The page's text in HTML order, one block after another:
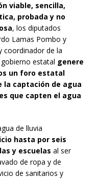
viable, sencilla,
probada y no
, los diputados
Lamas Pombo y
coordinador de la
estatal genere
un foro estatal
la captación de agua
que capten el agua
de lluvia
hasta por seis
y escuelas al ser
de ropa y de
de sanitarios y